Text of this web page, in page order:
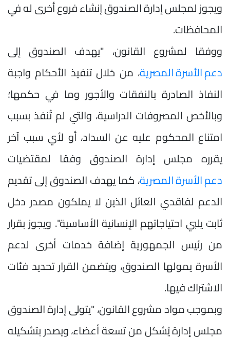
ويجوز لمجلس إدارة الصندوق إنشاء فروع أخرى له في
المحافظات.
ووفقا لمشروع القانون، "يهدف الصندوق إلى
دعم الأسرة المصرية، من خلال تنفيذ الأحكام واجبة
النفاذ الصادرة بالنفقات والأجور وما في حكمها؛
وبالأخص المصروفات الدراسية، والتي لم تُنفذ بسبب
امتناع المحكوم عليه عن السداد، أو لأي سبب آخر
يقرره مجلس إدارة الصندوق وفقا لمقتضيات
دعم الأسرة المصرية، كما يهدف الصندوق إلى تقديم
الدعم لفاقدي العائل الذين لا يملكون مصدر دخل
ثابت يلبي احتياجاتهم الإنسانية الأساسية". ويجوز بقرار
من رئيس الجمهورية إضافة خدمات أخرى لدعم
الأسرة يمولها الصندوق، ويتضمن القرار تحديد فئات
الاشتراك فيها.
وبموجب مواد مشروع القانون، "يتولى إدارة الصندوق
مجلس إدارة يُشكل من تسعة أعضاء، ويصدر بتشكيله